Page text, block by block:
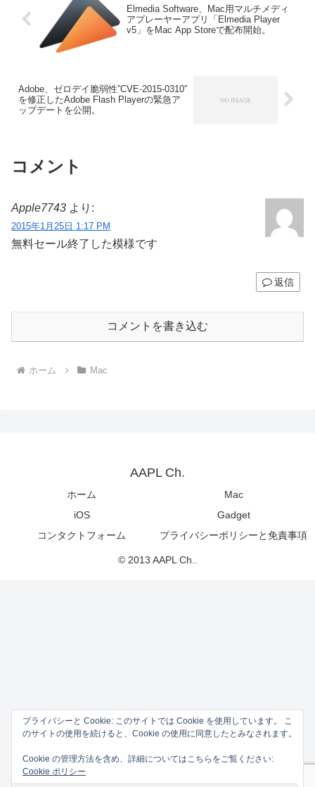
Elmedia Software、Mac用マルチメディ
アプレーヤーアプリ「Elmedia Player
v5」をMac App Storeで配布開始。
Adobe、ゼロデイ脆弱性”CVE-2015-0310″
を修正したAdobe Flash Playerの緊急ア
ップデートを公開。
コメント
Apple7743 より:
2015年1月25日 1:17 PM
無料セール終了した模様です
返信
コメントを書き込む
ホーム Mac
AAPL Ch.
ホーム
Mac
iOS
Gadget
コンタクトフォーム
プライバシーポリシーと免責事項
© 2013 AAPL Ch..
プライバシーと Cookie: このサイトでは Cookie を使用しています。 こ
のサイトの使用を続けると、Cookie の使用に同意したとみなされます。
Cookie の管理方法を含め、詳細についてはこちらをご覧ください:
Cookie ポリシー